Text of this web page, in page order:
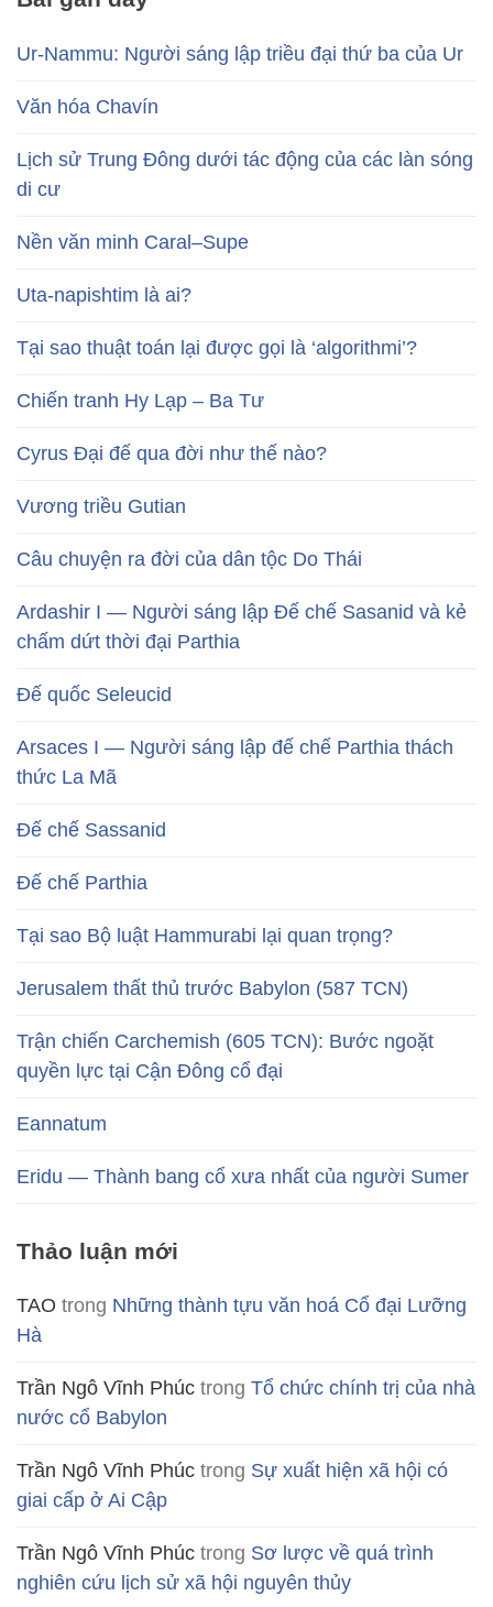
Ur-Nammu: Người sáng lập triều đại thứ ba của Ur
Văn hóa Chavín
Lịch sử Trung Đông dưới tác động của các làn sóng
di cư
Nền văn minh Caral–Supe
Uta-napishtim là ai?
Tại sao thuật toán lại được gọi là ‘algorithmi’?
Chiến tranh Hy Lạp – Ba Tư
Cyrus Đại đế qua đời như thế nào?
Vương triều Gutian
Câu chuyện ra đời của dân tộc Do Thái
Ardashir I — Người sáng lập Đế chế Sasanid và kẻ
chấm dứt thời đại Parthia
Đế quốc Seleucid
Arsaces I — Người sáng lập đế chế Parthia thách
thức La Mã
Đế chế Sassanid
Đế chế Parthia
Tại sao Bộ luật Hammurabi lại quan trọng?
Jerusalem thất thủ trước Babylon (587 TCN)
Trận chiến Carchemish (605 TCN): Bước ngoặt
quyền lực tại Cận Đông cổ đại
Eannatum
Eridu — Thành bang cổ xưa nhất của người Sumer
Thảo luận mới
TAO trong Những thành tựu văn hoá Cổ đại Lưỡng
Hà
Trần Ngô Vĩnh Phúc trong Tổ chức chính trị của nhà
nước cổ Babylon
Trần Ngô Vĩnh Phúc trong Sự xuất hiện xã hội có
giai cấp ở Ai Cập
Trần Ngô Vĩnh Phúc trong Sơ lược về quá trình
nghiên cứu lịch sử xã hội nguyên thủy